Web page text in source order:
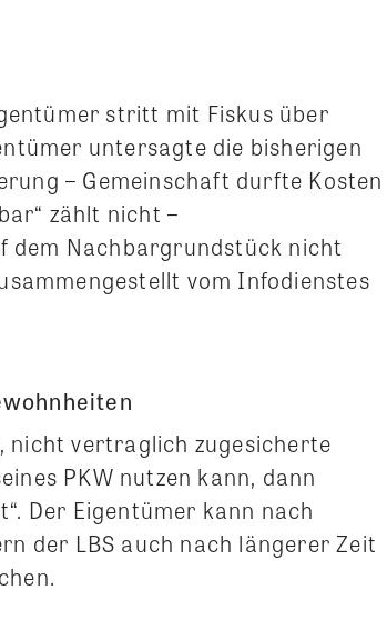
stritt mit Fiskus über
untersagte die bisherigen
– Gemeinschaft durfte Kosten
zählt nicht –
dem Nachbargrundstück nicht
vom Infodienstes
nicht vertraglich zugesicherte
PKW nutzen kann, dann
Der Eigentümer kann nach
der LBS auch nach längerer Zeit